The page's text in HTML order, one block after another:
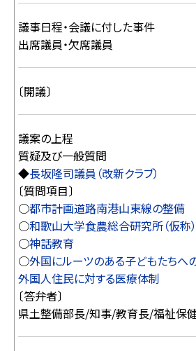
議事日程・会議に付した事件
出席議員・欠席議員
〔開議〕
議案の上程
質疑及び一般質問
◆長坂隆司議員（改新クラブ）
〔質問項目〕
○都市計画道路南港山東線の整備
○和歌山大学食農総合研究所（仮称
○神話教育
○外国にルーツのある子どもたちへ
外国人住民に対する医療体制
〔答弁者〕
県土整備部長/知事/教育長/福祉保